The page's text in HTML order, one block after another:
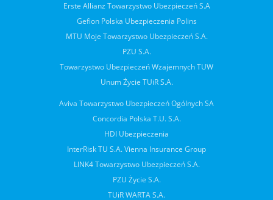
Erste Allianz Towarzystwo Ubezpieczeń S.A
Gefion Polska Ubezpieczenia Polins
MTU Moje Towarzystwo Ubezpieczeń S.A.
PZU S.A.
Towarzystwo Ubezpieczeń Wzajemnych TUW
Unum Życie TUiR S.A.
Aviva Towarzystwo Ubezpieczeń Ogólnych SA
Concordia Polska T.U. S.A.
HDI Ubezpieczenia
InterRisk TU S.A. Vienna Insurance Group
LINK4 Towarzystwo Ubezpieczeń S.A.
PZU Życie S.A.
TUiR WARTA S.A.